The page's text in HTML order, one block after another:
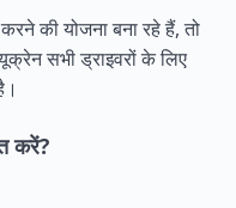
की योजना बना रहे हैं, तो
सभी ड्राइवरों के लिए
करें?